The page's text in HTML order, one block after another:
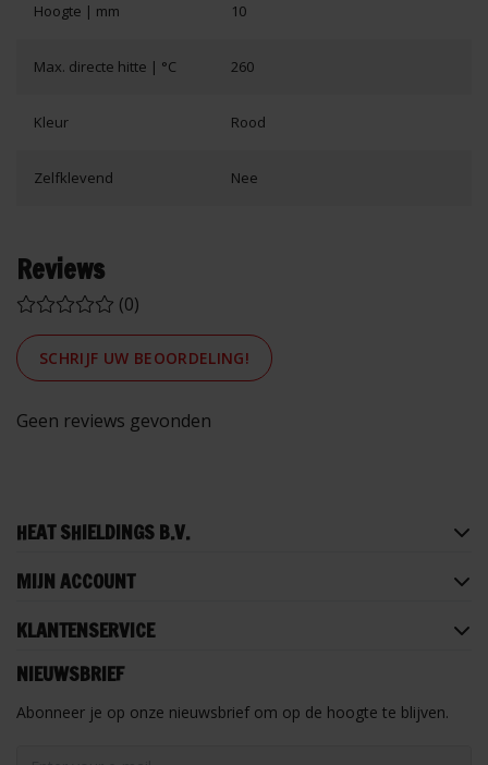
Hoogte | mm 10
Max. directe hitte | °C 260
Kleur Rood
Zelfklevend Nee
Reviews
(0)
SCHRIJF UW BEOORDELING!
Geen reviews gevonden
HEAT SHIELDINGS B.V.
MIJN ACCOUNT
KLANTENSERVICE
NIEUWSBRIEF
Abonneer je op onze nieuwsbrief om op de hoogte te blijven.